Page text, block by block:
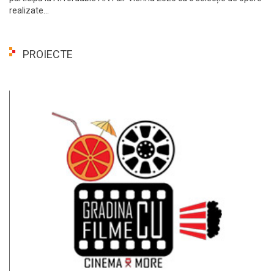
realizate...
PROIECTE